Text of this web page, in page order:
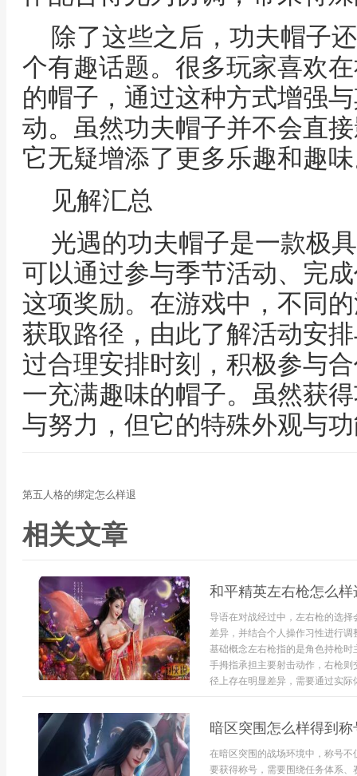
除了这些之后，功夫帽子
个有趣话题。很多玩家喜欢
的帽子，通过这种方式增强
动。虽然功夫帽子并不会直
它无疑增添了更多乐趣和趣
见解汇总
光遇的功夫帽子是一款极
可以通过参与季节活动、完
这项奖励。在游戏中，不同
获取路径，由此了解活动安
过合理安排时刻，积极参与
一充满趣味的帽子。虽然获
与努力，但它的特殊外观与
第五人格的绑定怎么样退
相关文章
和平精英左右枪怎么样
导语在对战经过中，左右枪的选
差异，并结合个人操作习性进行
基础概念左右枪指的是角色持枪
手拇指承担主要射击动作，右枪
径上存在明显差异，需要通过实际
暗区突围怎么样得到称
在暗区突围的战场环境中，称号
要获得称号，需要围绕任务体系